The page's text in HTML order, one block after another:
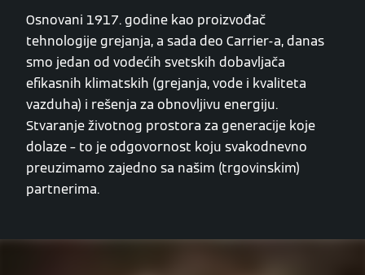
Osnovani 1917. godine kao proizvođač
tehnologije grejanja, a sada deo Carrier-a, danas
smo jedan od vodećih svetskih dobavljača
efikasnih klimatskih (grejanja, vode i kvaliteta
vazduha) i rešenja za obnovljivu energiju.
Stvaranje životnog prostora za generacije koje
dolaze – to je odgovornost koju svakodnevno
preuzimamo zajedno sa našim (trgovinskim)
partnerima.